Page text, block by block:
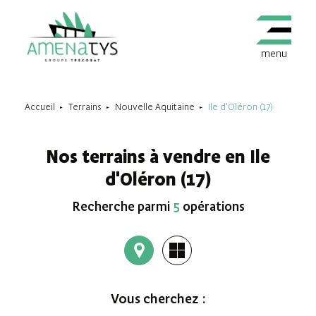
menu
Accueil Terrains Nouvelle Aquitaine Ile d'Oléron (17)
Nos terrains à vendre en Ile
d'Oléron (17)
Recherche parmi 5opérations
Vous cherchez :